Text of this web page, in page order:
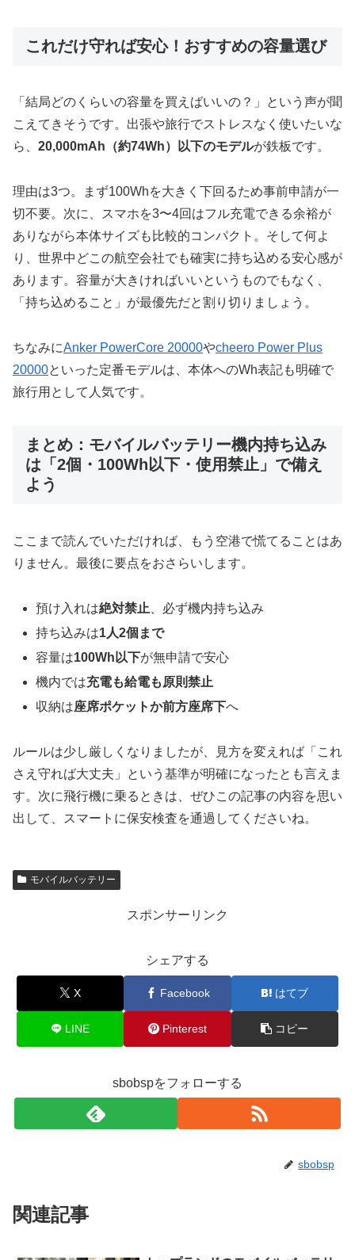
これだけ守れば安心！おすすめの容量選び
「結局どのくらいの容量を買えばいいの？」という声が聞
こえてきそうです。出張や旅行でストレスなく使いたいな
ら、 20,000mAh（約74Wh）以下のモデルが鉄板です。
理由は3つ。まず100Whを大きく下回るため事前申請が一
切不要。次に、スマホを3〜4回はフル充電できる余裕が
ありながら本体サイズも比較的コンパクト。そして何よ
り、世界中どこの航空会社でも確実に持ち込める安心感が
あります。容量が大きければいいというものでもなく、
「持ち込めること」が最優先だと割り切りましょう。
ちなみにAnker PowerCore 20000やcheero Power Plus
20000といった定番モデルは、本体へのWh表記も明確で
旅行用として人気です。
まとめ：モバイルバッテリー機内持ち込み
は「2個・100Wh以下・使用禁止」で備え
よう
ここまで読んでいただければ、もう空港で慌てることはあ
りません。最後に要点をおさらいします。
預け入れは絶対禁止 、必ず機内持ち込み
持ち込みは1人2個まで
容量は100Wh以下が無申請で安心
機内では充電も給電も原則禁止
収納は座席ポケットか前方座席下へ
ルールは少し厳しくなりましたが、見方を変えれば「これ
さえ守れば大丈夫」という基準が明確になったとも言えま
す。次に飛行機に乗るときは、ぜひこの記事の内容を思い
出して、スマートに保安検査を通過してくださいね。
モバイルバッテリー
スポンサーリンク
シェアする
X Facebook はてブ
LINE Pinterest コピー
sbobspをフォローする
sbobsp
関連記事